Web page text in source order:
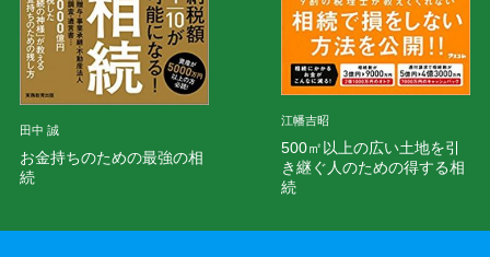
田中 誠
お金持ちのための最強の相
続
江幡吉昭
500㎡以上の広い土地を引
き継ぐ人のための得する相
続